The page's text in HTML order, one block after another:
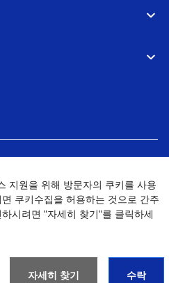
이용약관
사이트맵
Ltd.)
Go to Global Site
지원을 위해 방문자의 쿠키를 사용
쿠키수집을 허용하는 것으로 간주
시려면 "자세히 찾기"를 클릭하세
자세히 찾기 수락